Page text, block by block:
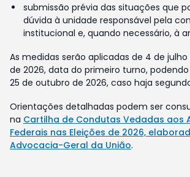
submissão prévia das situações que
dúvida à unidade responsável pela
institucional e, quando necessário, à
As medidas serão aplicadas de 4 de
de 2026, data do primeiro turno,
25 de outubro de 2026, caso haja
Orientações detalhadas podem ser
na Cartilha de Condutas Vedadas aos
Federais nas Eleições de 2026,
Advocacia-Geral da União.